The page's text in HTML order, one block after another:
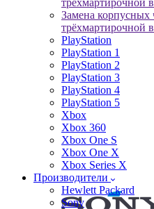
трёхмартирочной
Замена корпусных
трёхмартирочной
PlayStation
PlayStation 1
PlayStation 2
PlayStation 3
PlayStation 4
PlayStation 5
Xbox
Xbox 360
Xbox One S
Xbox One X
Xbox Series X
Производители
Hewlett Packard
Sony